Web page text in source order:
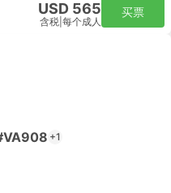
USD 565
含税 每个成人
买票
+1